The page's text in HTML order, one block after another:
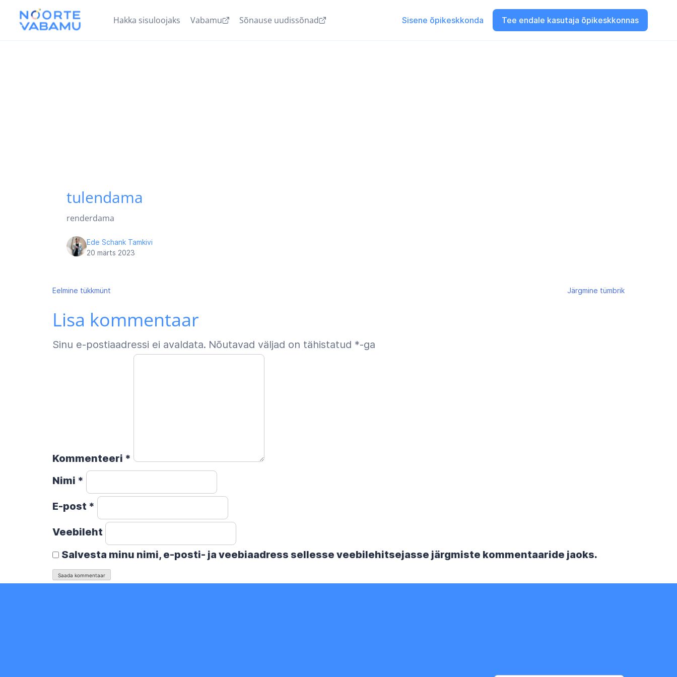
Hakka sisuloojaks Vabamu Sõnause uudissõnad Sisene õpikeskkonda Tee endale kasutaja õpikeskkonnas
tulendama
renderdama
Ede Schank Tamkivi
20 märts 2023
Navigeerimine
Eelmine tükkmünt Järgmine tümbrik
Lisa kommentaar
Sinu e-postiaadressi ei avaldata. Nõutavad väljad on tähistatud *-ga
Kommenteeri *
Nimi *
E-post *
Veebileht
Salvesta minu nimi, e-posti- ja veebiaadress sellesse veebilehitsejasse järgmiste kommentaaride jaoks.